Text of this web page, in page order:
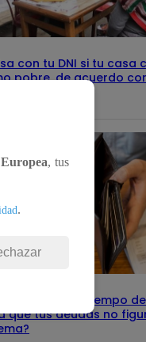
con tu DNI si tu casa
pobre, de acuerdo con
¿Cuánto tiempo
que tus deudas no
, tus
.